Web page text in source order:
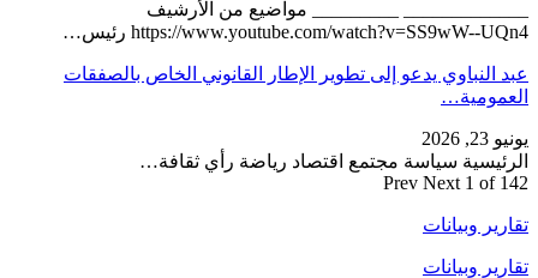
_____________ _________ مواضيع من الأرشيف
https://www.youtube.com/watch?v=SS9wW--UQn4 رئيس…
عبد النباوي يدعو إلى تطوير الإطار القانوني الخاص بالصفقات
العمومية…
يونيو 23, 2026
الرئيسية سياسة مجتمع اقتصاد رياضة رأي ثقافة…
Prev Next 1 of 142
تقارير وبيانات
تقارير وبيانات